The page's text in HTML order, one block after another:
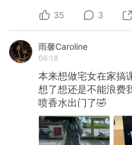
35 3
雨馨Caroline
06:18
本来想做宅女在家搞
想了想还是不能浪费
喷香水出门了🤣